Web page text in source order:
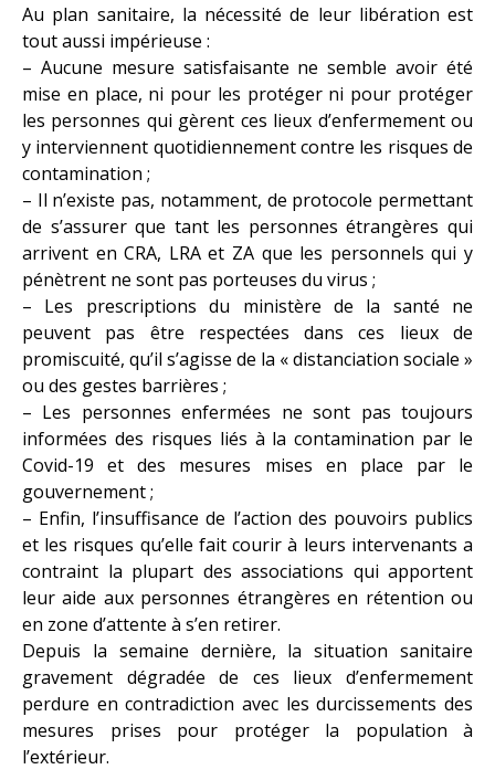
Au plan sanitaire, la nécessité de leur libération est
tout aussi impérieuse :
– Aucune mesure satisfaisante ne semble avoir été
mise en place, ni pour les protéger ni pour protéger
les personnes qui gèrent ces lieux d’enfermement ou
y interviennent quotidiennement contre les risques de
contamination ;
– Il n’existe pas, notamment, de protocole permettant
de s’assurer que tant les personnes étrangères qui
arrivent en CRA, LRA et ZA que les personnels qui y
pénètrent ne sont pas porteuses du virus ;
– Les prescriptions du ministère de la santé ne
peuvent pas être respectées dans ces lieux de
promiscuité, qu’il s’agisse de la « distanciation sociale »
ou des gestes barrières ;
– Les personnes enfermées ne sont pas toujours
informées des risques liés à la contamination par le
Covid-19 et des mesures mises en place par le
gouvernement ;
– Enfin, l’insuffisance de l’action des pouvoirs publics
et les risques qu’elle fait courir à leurs intervenants a
contraint la plupart des associations qui apportent
leur aide aux personnes étrangères en rétention ou
en zone d’attente à s’en retirer.
Depuis la semaine dernière, la situation sanitaire
gravement dégradée de ces lieux d’enfermement
perdure en contradiction avec les durcissements des
mesures prises pour protéger la population à
l’extérieur.